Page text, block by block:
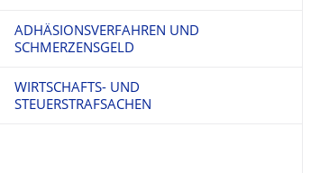
OPFERSCHUTZ UND NEBENKLAGE
ADHÄSIONSVERFAHREN UND
SCHMERZENSGELD
WIRTSCHAFTS- UND
STEUERSTRAFSACHEN